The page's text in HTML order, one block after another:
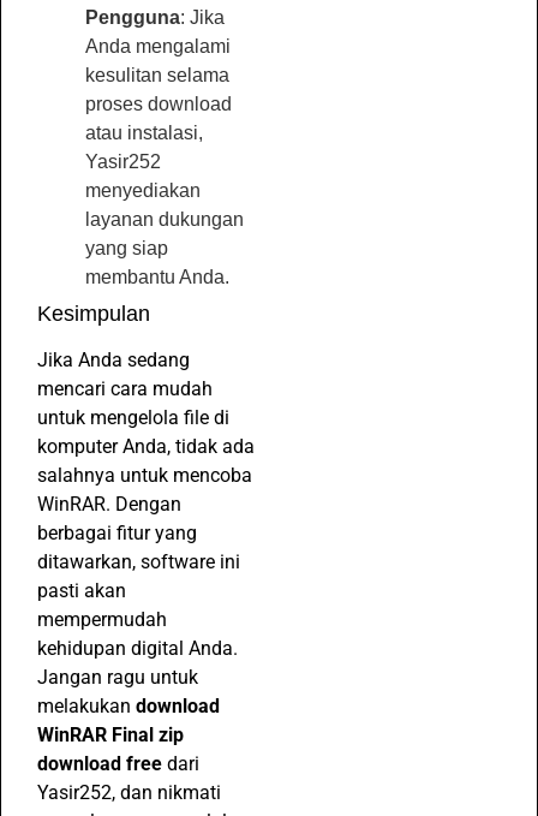
Pengguna: Jika
Anda mengalami
kesulitan selama
proses download
atau instalasi,
Yasir252
menyediakan
layanan dukungan
yang siap
membantu Anda.
Kesimpulan
Jika Anda sedang
mencari cara mudah
untuk mengelola file di
komputer Anda, tidak ada
salahnya untuk mencoba
WinRAR. Dengan
berbagai fitur yang
ditawarkan, software ini
pasti akan
mempermudah
kehidupan digital Anda.
Jangan ragu untuk
melakukan download
WinRAR Final zip
download free dari
Yasir252, dan nikmati